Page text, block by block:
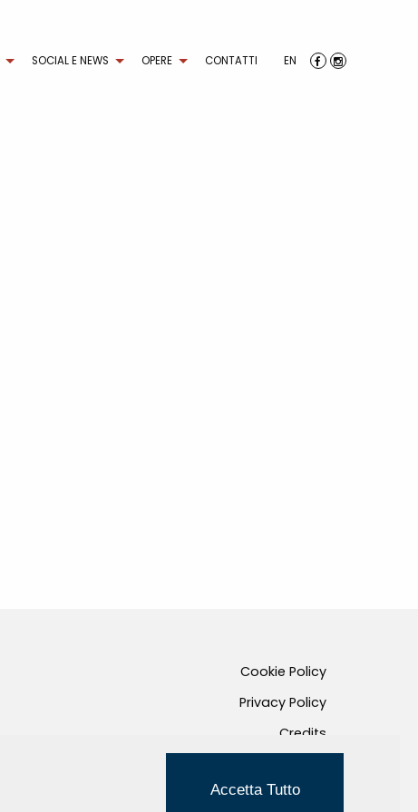
SOCIAL E NEWS OPERE CONTATTI EN
Cookie Policy
Privacy Policy
Credits
Accetta Tutto